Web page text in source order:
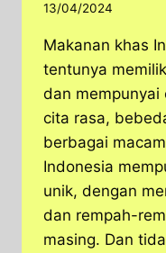
13/04/2024
Makanan khas
tentunya
dan mempunyai
cita rasa,
berbagai
Indonesia
unik, dengan
dan rempah-
masing. Dan